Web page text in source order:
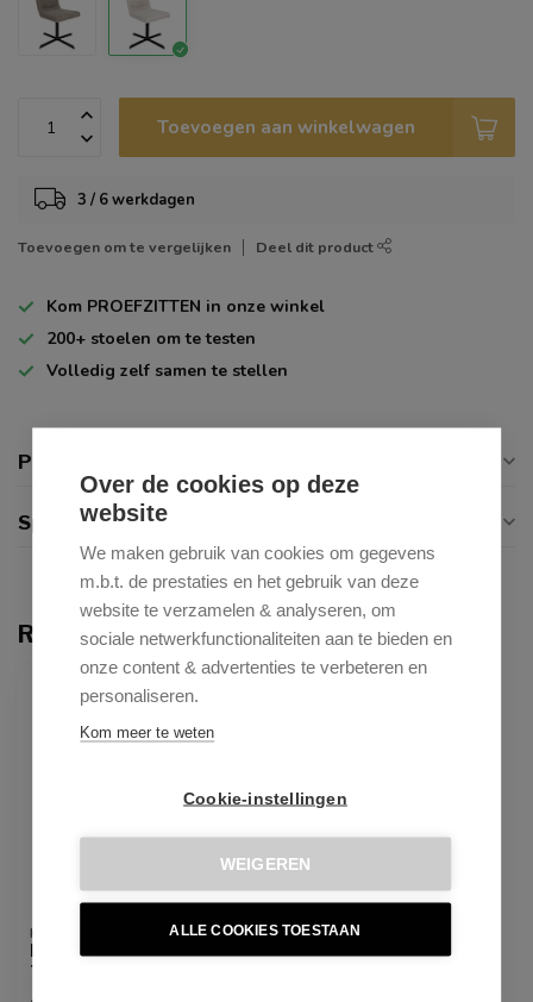
Over de cookies op deze
website
We maken gebruik van cookies om gegevens
m.b.t. de prestaties en het gebruik van deze
website te verzamelen & analyseren, om
sociale netwerkfunctionaliteiten aan te bieden en
onze content & advertenties te verbeteren en
personaliseren.
Kom meer te weten
Cookie-instellingen
WEIGEREN
ALLE COOKIES TOESTAAN
Toevoegen aan winkelwagen
3 / 6 werkdagen
Toevoegen om te vergelijken Deel dit product
Kom PROEFZITTEN in onze winkel
200+ stoelen om te testen
Volledig zelf samen te stellen
Productomschrijving
Specificaties
Recent bekeken
ONLY ONLINE
KICK COLLECTION
Eetkamerstoel Sam -
Texture - Champagne